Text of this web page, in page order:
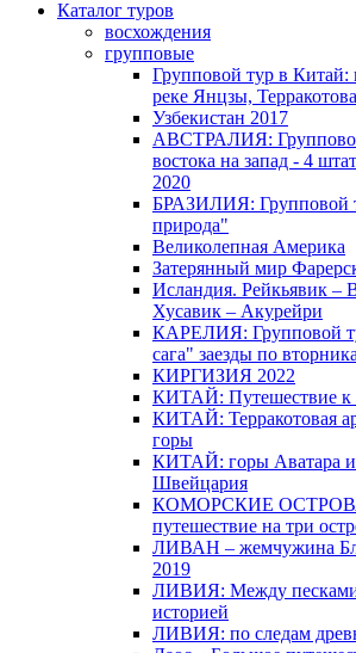
Каталог туров
восхождения
групповые
Групповой тур в Китай:
реке Янцзы,
Узбекистан 2017
АВСТРАЛИЯ:
востока на запад - 4
2020
БРАЗИЛИЯ: Групповой
природа"
Великолепная Америка
Затерянный мир
Исландия. Рейкьявик –
Хусавик – Акурейри
КАРЕЛИЯ: Групповой
сага" заезды по
КИРГИЗИЯ 2022
КИТАЙ: Путешествие к
КИТАЙ: Терракотовая
горы
КИТАЙ: горы Аватара и
Швейцария
КОМОРСКИЕ
путешествие на три
ЛИВАН – жемчужина
2019
ЛИВИЯ: Между песками
историей
ЛИВИЯ: по следам